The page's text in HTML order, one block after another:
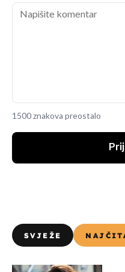
1500 znakova preostalo
SVJEŽE